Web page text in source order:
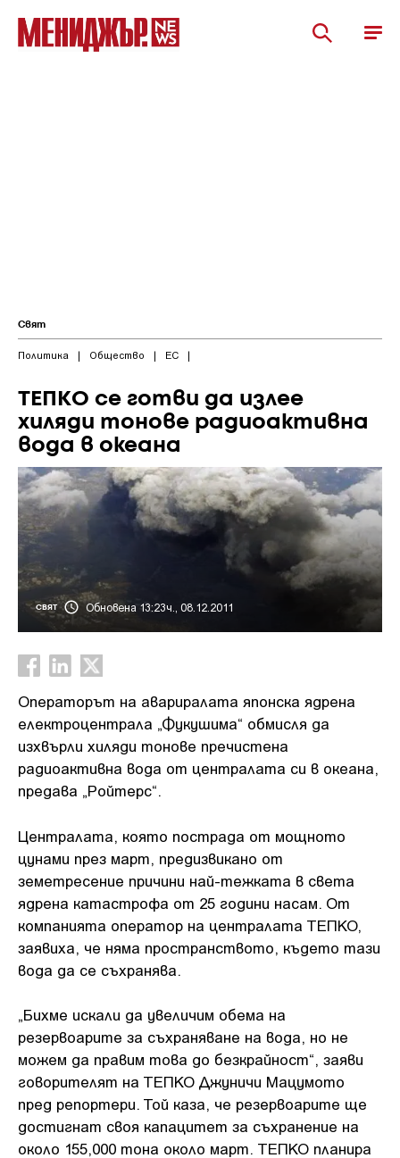
Свят
Политика | Общество | ЕС |
ТЕПКО се готви да излее
хиляди тонове радиоактивна
вода в океана
СВЯТ Обновена 13:23ч., 08.12.2011
Операторът на авариралата японска ядрена
електроцентрала „Фукушима“ обмисля да
изхвърли хиляди тонове пречистена
радиоактивна вода от централата си в океана,
предава „Ройтерс“.
Централата, която пострада от мощното
цунами през март, предизвикано от
земетресение причини най-тежката в света
ядрена катастрофа от 25 години насам. От
компанията оператор на централата ТЕПКО,
заявиха, че няма пространството, където тази
вода да се съхранява.
„Бихме искали да увеличим обема на
резервоарите за съхраняване на вода, но не
можем да правим това до безкрайност“, заяви
говорителят на ТЕПКО Джуничи Мацумото
пред репортери. Той каза, че резервоарите ще
достигнат своя капацитет за съхранение на
около 155,000 тона около март. TЕПКО планира